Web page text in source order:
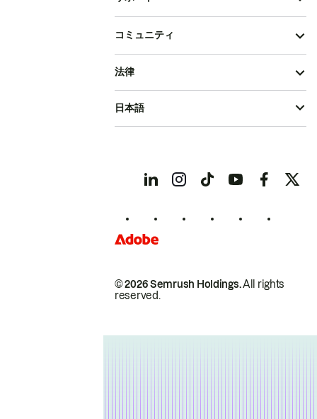
コミュニティ
© 2026 Semrush Holdings.All rights
reserved.
法律
日本語